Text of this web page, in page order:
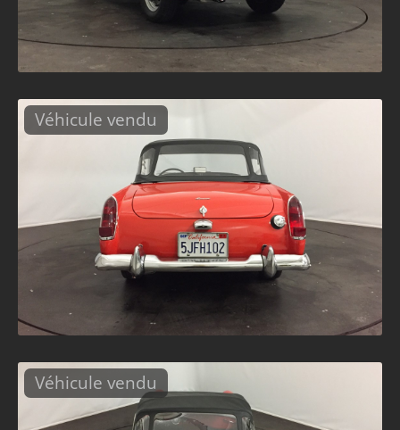
Véhicule vendu
Véhicule vendu